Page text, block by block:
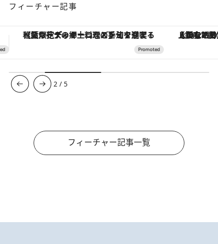
フィーチャー記事
【銀座で出合う最旬美容】美髪ケアや上質な眠り…セルフケアのアップデートから、特別な名入れギフトまで。大人のための「ReFa GINZA」クルーズ ヴァシュロン・コンスタンタ
3 / 5
フィーチャー記事一覧